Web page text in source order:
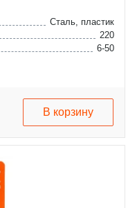
Сталь, пластик
220
6-50
В корзину